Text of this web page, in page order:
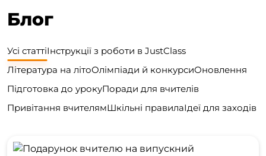
Блог
Усі статтіІнструкції з роботи в JustClass
Література на літоОлімпіади й конкурсиОновлення
Підготовка до урокуПоради для вчителів
Привітання вчителямШкільні правилаІдеї для заходів